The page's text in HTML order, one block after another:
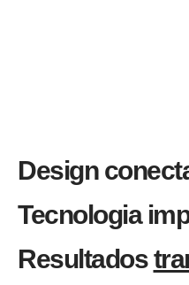
Design
Tecnologia
Resultados